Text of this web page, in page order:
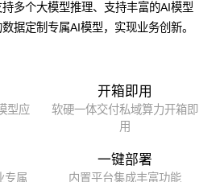
多个大模型推理、支持丰富的AI模型
据定制专属AI模型，实现业务创新。
型应
开箱即用
软硬一体交付私域算力开箱即
用
专属
一键部署
内置平台集成丰富功能